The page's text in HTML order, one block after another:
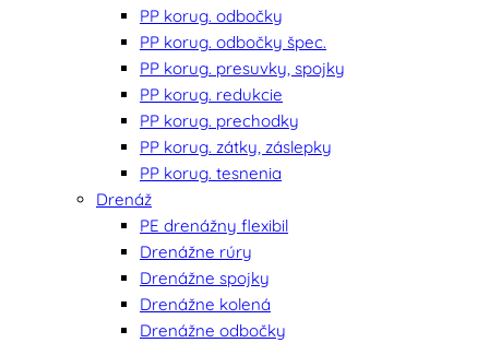
PP korug. odbočky
PP korug. odbočky špec.
PP korug. presuvky, spojky
PP korug. redukcie
PP korug. prechodky
PP korug. zátky, záslepky
PP korug. tesnenia
Drenáž
PE drenážny flexibil
Drenážne rúry
Drenážne spojky
Drenážne kolená
Drenážne odbočky